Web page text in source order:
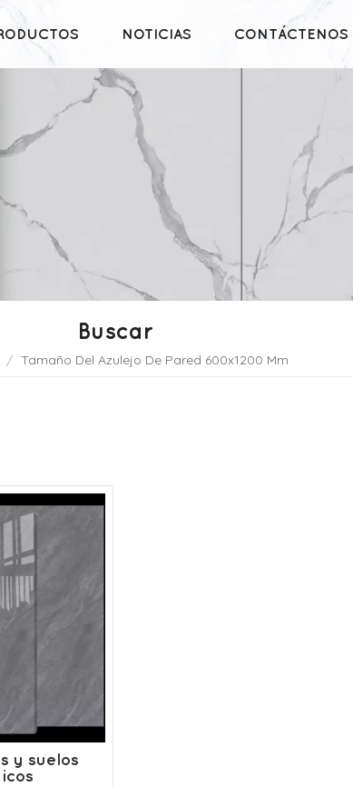
NOTICIAS CONTÁCTENOS
Buscar
/ Tamaño Del Azulejo De Pared 600x1200 Mm
y suelos